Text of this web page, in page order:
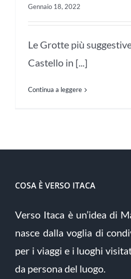
Gennaio 18, 2022
Le Grotte più
Castello in [...]
Continua a leggere
COSA È VERSO ITACA
Verso Itaca è un’idea di
nasce dalla voglia di
per i viaggi e i luoghi
da persona del luogo.